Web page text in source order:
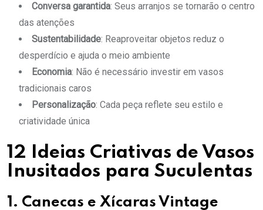
Conversa garantida: Seus arranjos se tornarão o centro
das atenções
Sustentabilidade: Reaproveitar objetos reduz o
desperdício e ajuda o meio ambiente
Economia: Não é necessário investir em vasos
tradicionais caros
Personalização: Cada peça reflete seu estilo e
criatividade única
12 Ideias Criativas de Vasos
Inusitados para Suculentas
1. Canecas e Xícaras Vintage